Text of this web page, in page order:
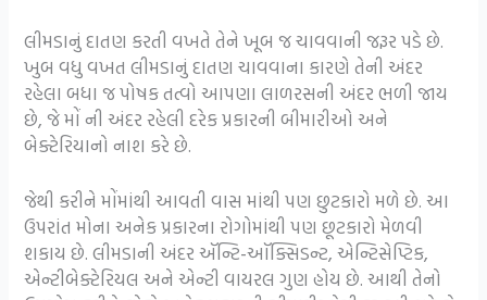
લીમડાનું દાતણ કરતી વખતે તેને ખૂબ જ ચાવવાની જરૂર પડે છે.
ખુબ વધુ વખત લીમડાનું દાતણ ચાવવાના કારણે તેની અંદર
રહેલા બધા જ પોષક તત્વો આપણા લાળરસની અંદર ભળી જાય
છે, જે મોં ની અંદર રહેલી દરેક પ્રકારની બીમારીઓ અને
બેક્ટેરિયાનો નાશ કરે છે.
જેથી કરીને મોંમાંથી આવતી વાસ માંથી પણ છુટકારો મળે છે. આ
ઉપરાંત મોના અનેક પ્રકારના રોગોમાંથી પણ છૂટકારો મેળવી
શકાય છે. લીમડાની અંદર ઍન્ટિ-ઑક્સિડન્ટ, એન્ટિસેપ્ટિક,
એન્ટીબેક્ટેરિયલ અને એન્ટી વાયરલ ગુણ હોય છે. આથી તેનો